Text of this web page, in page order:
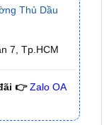
7, Tp.HCM
👉 Zalo OA
Kit